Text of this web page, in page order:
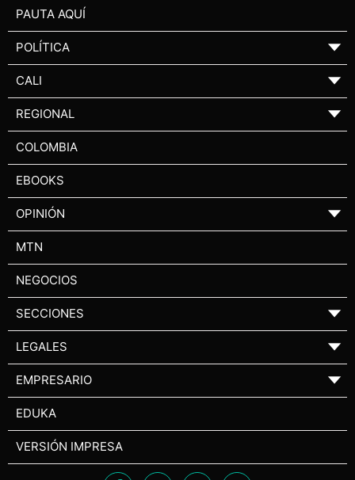
PAUTA AQUÍ
POLÍTICA ▼
CALI ▼
REGIONAL ▼
COLOMBIA
EBOOKS
OPINIÓN ▼
MTN
NEGOCIOS
SECCIONES ▼
LEGALES ▼
EMPRESARIO ▼
EDUKA
VERSIÓN IMPRESA